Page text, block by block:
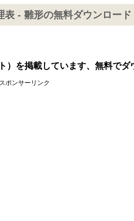
表 - 雛形の無料ダウンロード
を掲載しています、無料でダ
スポンサーリンク